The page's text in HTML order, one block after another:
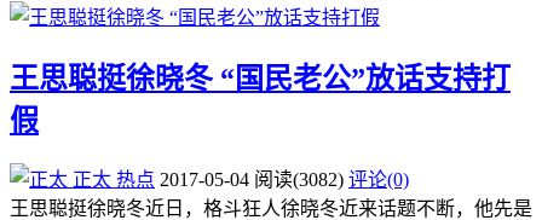
王思聪挺徐晓冬 “国民老公”放话支持打
假
正太 热点 2017-05-04 阅读(3082) 评论(0)
王思聪挺徐晓冬近日，格斗狂人徐晓冬近来话题不断，他先是